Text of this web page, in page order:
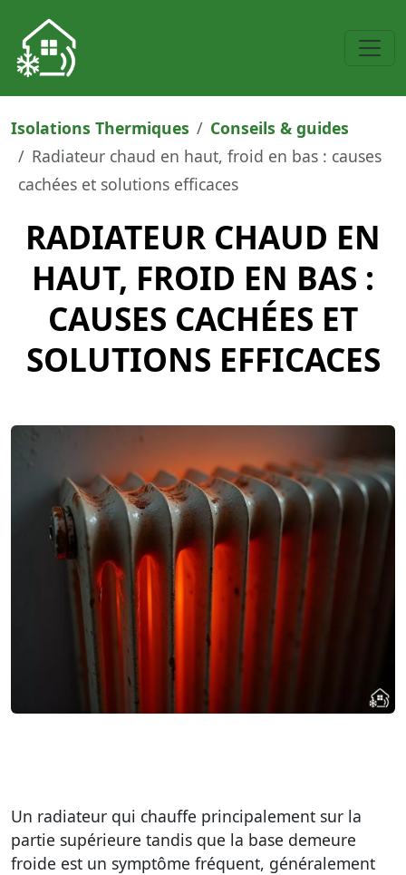
Isolations Thermiques
Conseils & guides
Radiateur chaud en haut, froid en bas : causes
cachées et solutions efficaces
RADIATEUR CHAUD EN
HAUT, FROID EN BAS :
CAUSES CACHÉES ET
SOLUTIONS EFFICACES
Un radiateur qui chauffe principalement sur la
partie supérieure tandis que la base demeure
froide est un symptôme fréquent, généralement